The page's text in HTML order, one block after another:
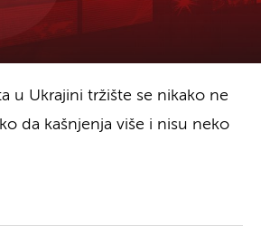
u Ukrajini tržište se nikako ne
da kašnjenja više i nisu neko